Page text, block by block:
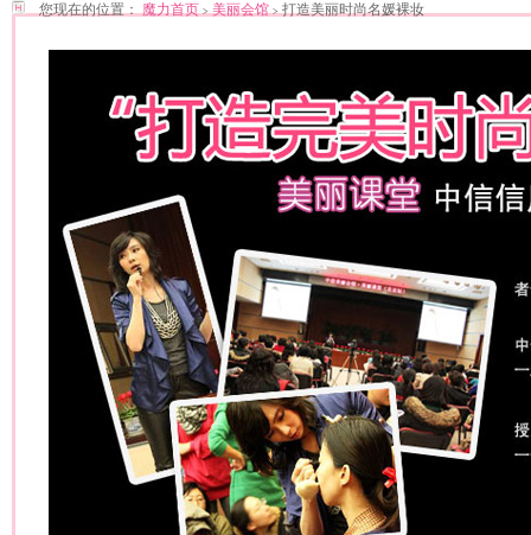
您现在的位置： 魔力首页 > 美丽会馆 >打造美丽时尚名媛裸妆